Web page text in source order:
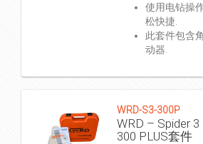
使用电钻操
松快捷.
此套件包含
动器.
WRD-S3-300P
WRD – Spider 3
300 PLUS套件